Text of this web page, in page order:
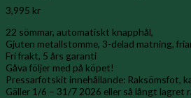
3,995 kr
22 sömmar, automatiskt knapphål,
Gjuten metallstomme, 3-delad matning,
Fri frakt, 5 års garanti
Gåva följer med på köpet!
Pressarfotskit innehållande: Raksömsfot,
Gäller 1/6 – 31/7 2026 eller så långt lagret